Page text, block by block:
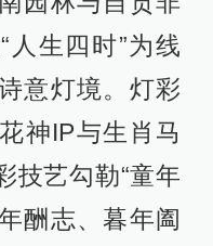
人生四时”为线
意灯境。灯彩
神IP与生肖马
技艺勾勒“童年
酬志、暮年阖